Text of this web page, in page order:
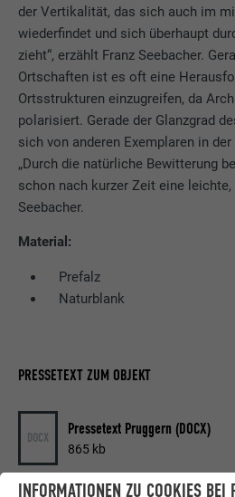
INFORMATIONEN ZU COOKIES BEI
der Vertikalität, das sich auch im
wiederfindet und sich überhaupt
zieht“, erzählt Franz Seebacher.
Ortschaften ist es oft eine
Ortsstrukturen einzugreifen, da
polarisiert. Gerade der Glanzgrad
sich von anderen Exemplaren in
„Durch die natürliche Bewitterung
schon nach kurzer Zeit eine leichte,
Seebacher.
Material:
Prefalz
Naturblank
PRESSETEXT ZUM OBJEKT
DOCX Pressetext Pruggern (DOCX)
865 kb